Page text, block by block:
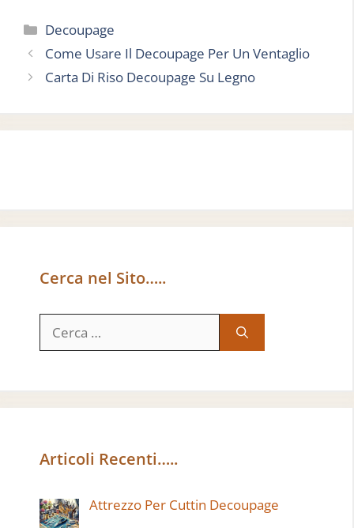
Categorie
Decoupage
Come Usare Il Decoupage Per Un Ventaglio
Carta Di Riso Decoupage Su Legno
Cerca nel Sito…..
per:
Articoli Recenti…..
Attrezzo Per Cuttin Decoupage